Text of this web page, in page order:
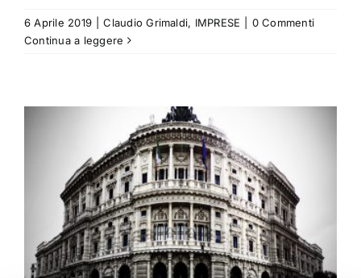
6 Aprile 2019 Claudio Grimaldi, IMPRESE
0 Commenti
Continua a leggere